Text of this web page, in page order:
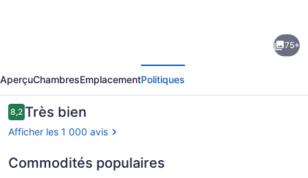
Secrets
St.
James
Montego
Vue aérienne
75+
AperçuChambresEmplacementPolitiques
Avis
8,28,2 sur 10 –
Très bien
Afficher les 1 000 avis
Commodités populaires